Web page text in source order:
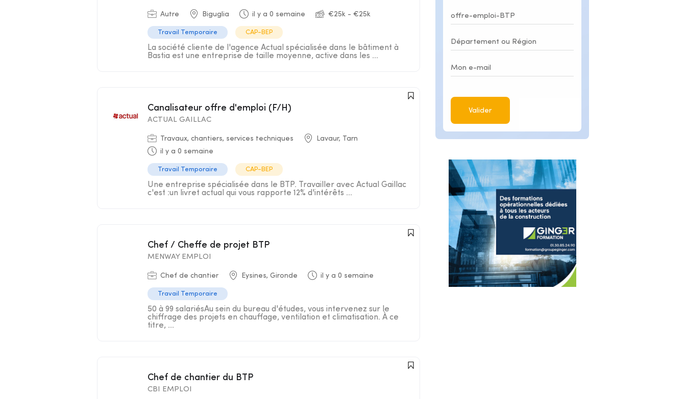
Autre Biguglia il y a 0 semaine €25k - €25k
Travail Temporaire CAP-BEP
La société cliente de l'agence Actual spécialisée dans le bâtiment à
Bastia est une entreprise de taille moyenne, active dans les ...
Canalisateur offre d'emploi (F/H)
ACTUAL GAILLAC
Travaux, chantiers, services techniques
Lavaur, Tarn
il y a 0 semaine
Travail Temporaire CAP-BEP
Une entreprise spécialisée dans le BTP. Travailler avec Actual Gaillac
c'est :un livret actual qui vous rapporte 12% d'intérêts ...
Chef / Cheffe de projet BTP
MENWAY EMPLOI
Chef de chantier Eysines, Gironde il y a 0 semaine
Travail Temporaire
50 à 99 salariésAu sein du bureau d'études, vous intervenez sur le
chiffrage des projets en chauffage, ventilation et climatisation. À ce
titre, ...
Chef de chantier du BTP
CBI EMPLOI
Valider